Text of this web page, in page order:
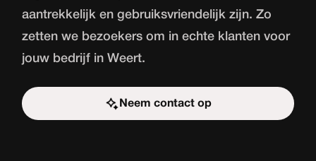
aantrekkelijk en gebruiksvriendelijk zijn. Zo
zetten we bezoekers om in echte klanten voor
jouw bedrijf in Weert.
Neem contact op
Start de uitdaging